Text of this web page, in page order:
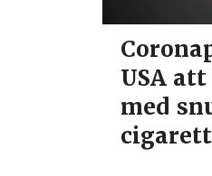
USA
med